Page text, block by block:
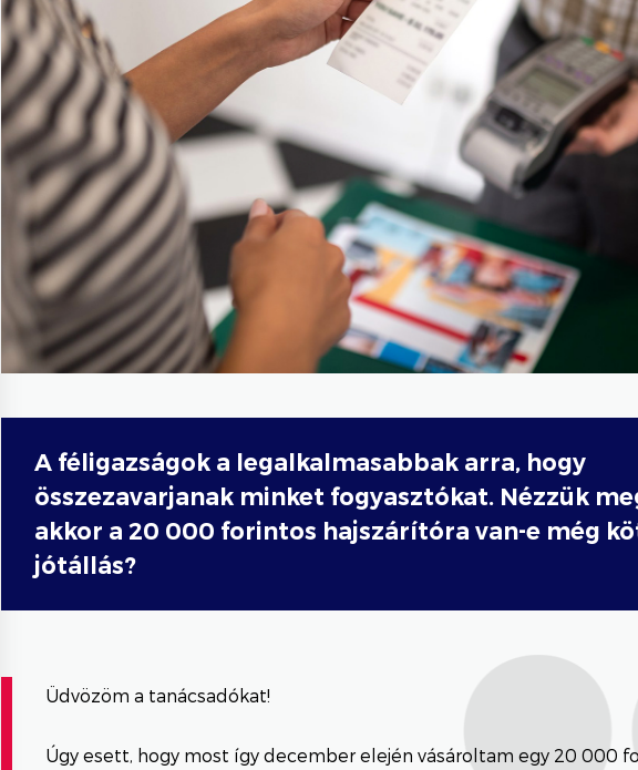
A féligazságok a legalkalmasabbak arra, hogy
összezavarjanak minket fogyasztókat. Nézzük
akkor a 20 000 forintos hajszárítóra van-e még
jótállás?
Üdvözöm a tanácsadókat!
Úgy esett, hogy most így december elején vásároltam egy 20 000